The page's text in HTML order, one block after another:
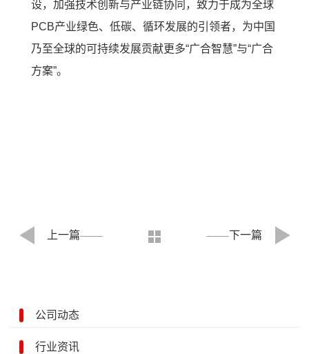
设，加强技术创新与产业链协同，致力于成为全球
PCB产业绿色、低碳、循环发展的引领者，为中国
乃至全球的可持续发展贡献更多“广合智慧”与“广合
方案”。
上一篇 下一篇
公司动态
行业资讯